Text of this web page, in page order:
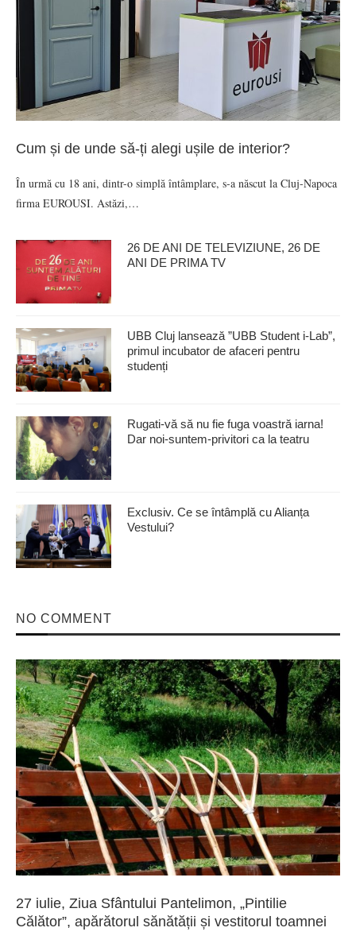
Cum și de unde să-ți alegi ușile de interior?
În urmă cu 18 ani, dintr-o simplă întâmplare, s-a născut la Cluj-Napoca
firma EUROUSI. Astăzi,…
26 DE ANI DE TELEVIZIUNE, 26 DE
ANI DE PRIMA TV
UBB Cluj lansează ”UBB Student i-Lab”,
primul incubator de afaceri pentru
studenți
Rugati-vă să nu fie fuga voastră iarna!
Dar noi-suntem-privitori ca la teatru
Exclusiv. Ce se întâmplă cu Alianța
Vestului?
NO COMMENT
27 iulie, Ziua Sfântului Pantelimon, „Pintilie
Călător”, apărătorul sănătății și vestitorul toamnei